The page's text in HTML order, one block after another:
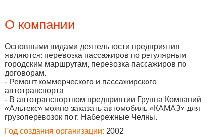
О компании
Основными видами деятельности предприятия
являются: перевозка пассажиров по регулярным
городским маршрутам, перевозка пассажиров по
договорам.
- Ремонт коммерческого и пассажирского
автотранспорта
- В автотранспортном предприятии Группа Компаний
«Альтекс» можно заказать автомобиль «КАМАЗ» для
грузоперевозок по г. Набережные Челны.
Год создания организации: 2002